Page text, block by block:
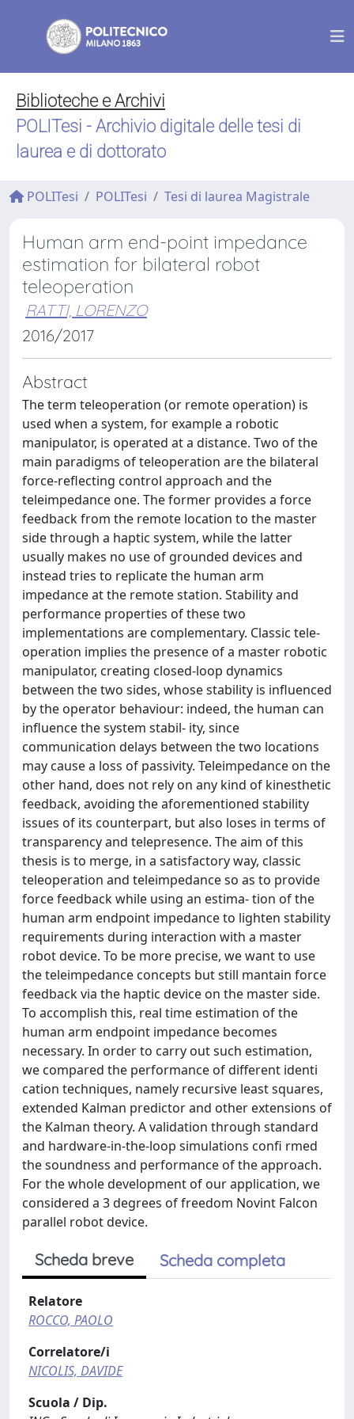
Biblioteche e Archivi
POLITesi - Archivio digitale delle tesi di
laurea e di dottorato
POLITesi POLITesi Tesi di laurea Magistrale
Human arm end-point impedance
estimation for bilateral robot
teleoperation
RATTI, LORENZO
2016/2017
Abstract
The term teleoperation (or remote operation) is
used when a system, for example a robotic
manipulator, is operated at a distance. Two of the
main paradigms of teleoperation are the bilateral
force-reflecting control approach and the
teleimpedance one. The former provides a force
feedback from the remote location to the master
side through a haptic system, while the latter
usually makes no use of grounded devices and
instead tries to replicate the human arm
impedance at the remote station. Stability and
performance properties of these two
implementations are complementary. Classic tele-
operation implies the presence of a master robotic
manipulator, creating closed-loop dynamics
between the two sides, whose stability is influenced
by the operator behaviour: indeed, the human can
influence the system stabil- ity, since
communication delays between the two locations
may cause a loss of passivity. Teleimpedance on the
other hand, does not rely on any kind of kinesthetic
feedback, avoiding the aforementioned stability
issues of its counterpart, but also loses in terms of
transparency and telepresence. The aim of this
thesis is to merge, in a satisfactory way, classic
teleoperation and teleimpedance so as to provide
force feedback while using an estima- tion of the
human arm endpoint impedance to lighten stability
requirements during interaction with a master
robot device. To be more precise, we want to use
the teleimpedance concepts but still mantain force
feedback via the haptic device on the master side.
To accomplish this, real time estimation of the
human arm endpoint impedance becomes
necessary. In order to carry out such estimation,
we compared the performance of different identi
cation techniques, namely recursive least squares,
extended Kalman predictor and other extensions of
the Kalman theory. A validation through standard
and hardware-in-the-loop simulations confi rmed
the soundness and performance of the approach.
For the whole development of our application, we
considered a 3 degrees of freedom Novint Falcon
parallel robot device.
Scheda breve Scheda completa
Relatore
ROCCO, PAOLO
Correlatore/i
NICOLIS, DAVIDE
Scuola / Dip.